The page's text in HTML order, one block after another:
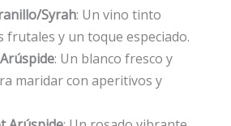
Syrah: Un vino tinto
frutales y un toque especiado.
: Un blanco fresco y
maridar con aperitivos y